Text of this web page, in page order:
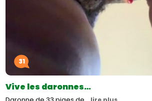
31
Vive les daronnes…